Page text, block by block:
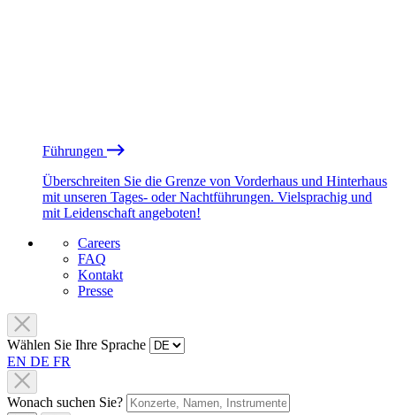
Führungen
Überschreiten Sie die Grenze von Vorderhaus und Hinterhaus
mit unseren Tages- oder Nachtführungen. Vielsprachig und
mit Leidenschaft angeboten!
Careers
FAQ
Kontakt
Presse
Wählen Sie Ihre Sprache
EN DE FR
Wonach suchen Sie?